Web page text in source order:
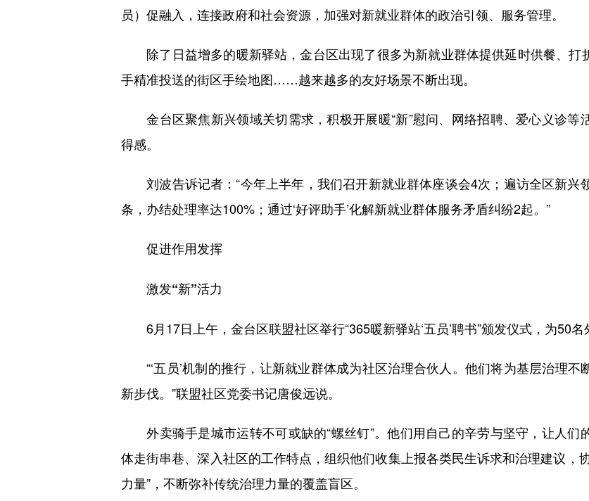
员）促融入，连接政府和社会资源，加强对新就业群体的政治引领、服务管理。
除了日益增多的暖新驿站，金台区出现了很多为新就业群体提供延时供餐、打
手精准投送的街区手绘地图……越来越多的友好场景不断出现。
金台区聚焦新兴领域关切需求，积极开展暖“新”慰问、网络招聘、爱心义诊等
得感。
刘波告诉记者：“今年上半年，我们召开新就业群体座谈会4次；遍访全区新兴
条，办结处理率达100%；通过‘好评助手’化解新就业群体服务矛盾纠纷2起。”
促进作用发挥
激发“新”活力
6月17日上午，金台区联盟社区举行“365暖新驿站‘五员’聘书”颁发仪式，为50名
“‘五员’机制的推行，让新就业群体成为社区治理合伙人。他们将为基层治理不
新步伐。”联盟社区党委书记唐俊远说。
外卖骑手是城市运转不可或缺的“螺丝钉”。他们用自己的辛劳与坚守，让人们
体走街串巷、深入社区的工作特点，组织他们收集上报各类民生诉求和治理建议，
力量”，不断弥补传统治理力量的覆盖盲区。